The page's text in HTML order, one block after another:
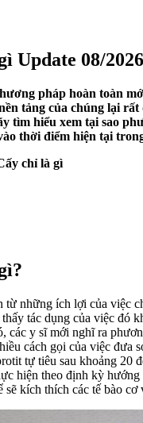
Update 08/2026
pháp hoàn toàn
tảng của chúng lại rất
tìm hiểu xem tại sao
thời điểm hiện tại
chỉ là gì
từ những ích lợi của việc
tác dụng của việc đó
các y sĩ mới nghĩ ra
cách gọi của việc đưa
tự tiêu sau khoảng 20
hiện theo định kỳ hướng
sẽ kích thích các tế bào